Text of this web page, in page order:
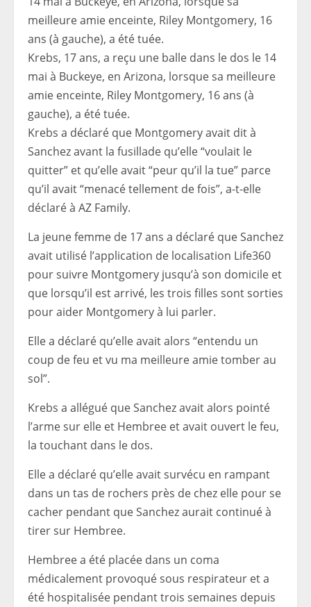
Krebs, 17 ans, a reçu une balle dans le dos le 14
mai à Buckeye, en Arizona, lorsque sa meilleure
amie enceinte, Riley Montgomery, 16 ans (à
gauche), a été tuée.
Krebs a déclaré que Montgomery avait dit à
Sanchez avant la fusillade qu’elle “voulait le
quitter” et qu’elle avait “peur qu’il la tue” parce
qu’il avait “menacé tellement de fois”, a-t-elle
déclaré à AZ Family.
La jeune femme de 17 ans a déclaré que Sanchez
avait utilisé l’application de localisation Life360
pour suivre Montgomery jusqu’à son domicile et
que lorsqu’il est arrivé, les trois filles sont sorties
pour aider Montgomery à lui parler.
Elle a déclaré qu’elle avait alors “entendu un
coup de feu et vu ma meilleure amie tomber au
sol”.
Krebs a allégué que Sanchez avait alors pointé
l’arme sur elle et Hembree et avait ouvert le feu,
la touchant dans le dos.
Elle a déclaré qu’elle avait survécu en rampant
dans un tas de rochers près de chez elle pour se
cacher pendant que Sanchez aurait continué à
tirer sur Hembree.
Hembree a été placée dans un coma
médicalement provoqué sous respirateur et a
été hospitalisée pendant trois semaines depuis